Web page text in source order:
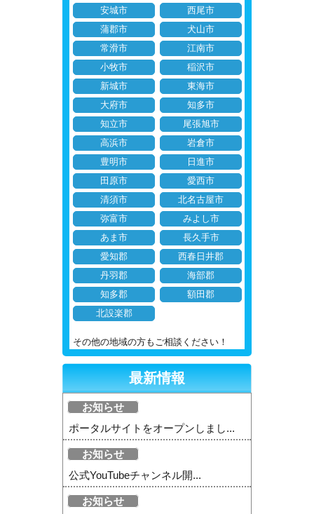
安城市
西尾市
蒲郡市
犬山市
常滑市
江南市
小牧市
稲沢市
新城市
東海市
大府市
知多市
知立市
尾張旭市
高浜市
岩倉市
豊明市
日進市
田原市
愛西市
清須市
北名古屋市
弥富市
みよし市
あま市
長久手市
愛知郡
西春日井郡
丹羽郡
海部郡
知多郡
額田郡
北設楽郡
その他の地域の方もご相談ください！
最新情報
お知らせ
ポータルサイトをオープンしまし...
お知らせ
公式YouTubeチャンネル開...
お知らせ